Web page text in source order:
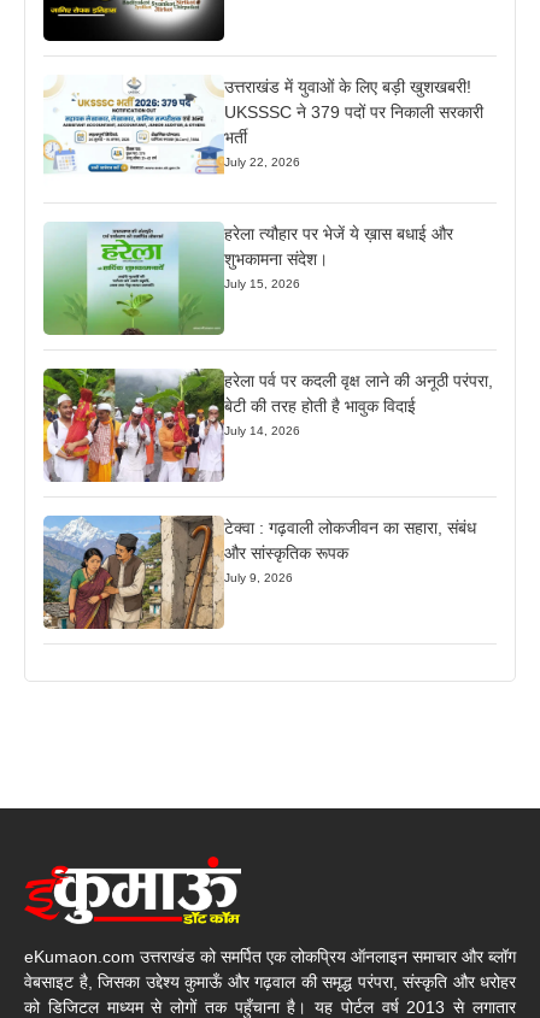
उत्तराखंड में युवाओं के लिए बड़ी खुशखबरी!
UKSSSC ने 379 पदों पर निकाली सरकारी
भर्ती
July 22, 2026
हरेला त्यौहार पर भेजें ये ख़ास बधाई और
शुभकामना संदेश।
July 15, 2026
हरेला पर्व पर कदली वृक्ष लाने की अनूठी परंपरा,
बेटी की तरह होती है भावुक विदाई
July 14, 2026
टेक्वा : गढ़वाली लोकजीवन का सहारा, संबंध
और सांस्कृतिक रूपक
July 9, 2026
eKumaon.com उत्तराखंड को समर्पित एक लोकप्रिय ऑनलाइन समाचार और ब्लॉग
वेबसाइट है, जिसका उद्देश्य कुमाऊँ और गढ़वाल की समृद्ध परंपरा, संस्कृति और धरोहर
को डिजिटल माध्यम से लोगों तक पहुँचाना है। यह पोर्टल वर्ष 2013 से लगातार